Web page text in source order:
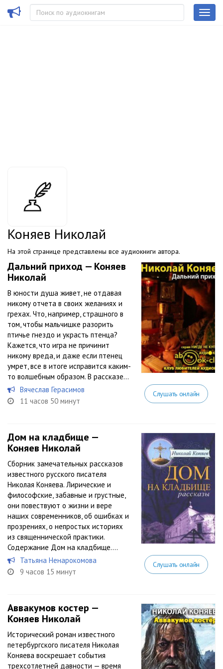
Коняев Николай
На этой странице представлены все аудиокниги автора.
Дальний приход — Коняев
Николай
В юности душа живет, не отдавая
никому отчета в своих желаниях и
грехах. Что, например, страшного в
том, чтобы мальчишке разорить
птичье гнездо и украсть птенца?
Кажется, что игра не причинит
никому вреда, и даже если птенец
умрет, все в итоге исправится каким-
то волшебным образом. В рассказе...
Вячеслав Герасимов
11 часов 50 минут
Слушать онлайн
Дом на кладбище —
Коняев Николай
Сборник замечательных рассказов
известного русского писателя
Николая Коняева. Лирические и
философские, забавные и грустные,
они повествуют о жизни и вере
наших современников, об ошибках и
прозрениях, о непростых историях
из священнической практики.
Содержание Дом на кладбище....
Татьяна Ненарокомова
9 часов 15 минут
Слушать онлайн
Аввакумов костер —
Коняев Николай
Исторический роман известного
петербургского писателя Николая
Коняева воскрешает события
трехсотлетней давности — время